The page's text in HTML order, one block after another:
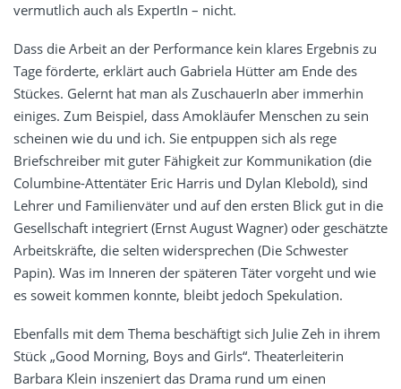
vermutlich auch als ExpertIn – nicht.
Dass die Arbeit an der Performance kein klares Ergebnis zu
Tage förderte, erklärt auch Gabriela Hütter am Ende des
Stückes. Gelernt hat man als ZuschauerIn aber immerhin
einiges. Zum Beispiel, dass Amokläufer Menschen zu sein
scheinen wie du und ich. Sie entpuppen sich als rege
Briefschreiber mit guter Fähigkeit zur Kommunikation (die
Columbine-Attentäter Eric Harris und Dylan Klebold), sind
Lehrer und Familienväter und auf den ersten Blick gut in die
Gesellschaft integriert (Ernst August Wagner) oder geschätzte
Arbeitskräfte, die selten widersprechen (Die Schwester
Papin). Was im Inneren der späteren Täter vorgeht und wie
es soweit kommen konnte, bleibt jedoch Spekulation.
Ebenfalls mit dem Thema beschäftigt sich Julie Zeh in ihrem
Stück „Good Morning, Boys and Girls“. Theaterleiterin
Barbara Klein inszeniert das Drama rund um einen